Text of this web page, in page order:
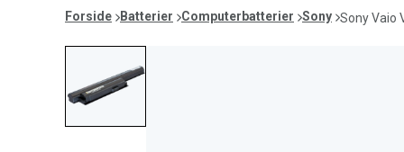
Forside Batterier Computerbatterier Sony Sony Vaio